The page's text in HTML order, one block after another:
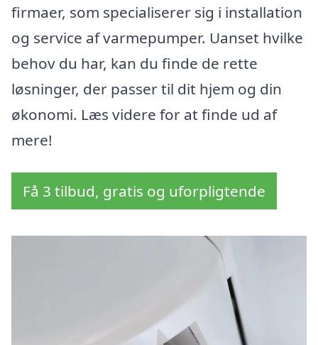
firmaer, som specialiserer sig i installation
og service af varmepumper. Uanset hvilke
behov du har, kan du finde de rette
løsninger, der passer til dit hjem og din
økonomi. Læs videre for at finde ud af
mere!
Få 3 tilbud, gratis og uforpligtende